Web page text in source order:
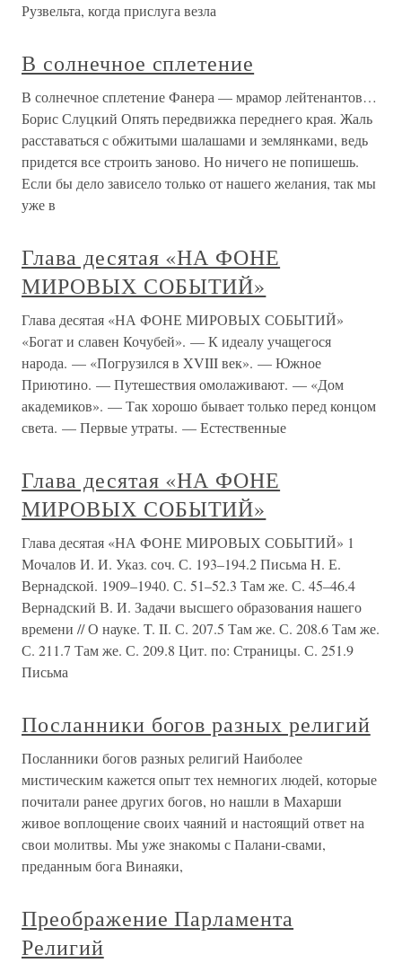
Рузвельта, когда прислуга везла
В солнечное сплетение
В солнечное сплетение Фанера — мрамор лейтенантов…
Борис Слуцкий Опять передвижка переднего края. Жаль
расставаться с обжитыми шалашами и землянками, ведь
придется все строить заново. Но ничего не попишешь.
Если бы дело зависело только от нашего желания, так мы
уже в
Глава десятая «НА ФОНЕ
МИРОВЫХ СОБЫТИЙ»
Глава десятая «НА ФОНЕ МИРОВЫХ СОБЫТИЙ»
«Богат и славен Кочубей». — К идеалу учащегося
народа. — «Погрузился в XVIII век». — Южное
Приютино. — Путешествия омолаживают. — «Дом
академиков». — Так хорошо бывает только перед концом
света. — Первые утраты. — Естественные
Глава десятая «НА ФОНЕ
МИРОВЫХ СОБЫТИЙ»
Глава десятая «НА ФОНЕ МИРОВЫХ СОБЫТИЙ» 1
Мочалов И. И. Указ. соч. С. 193–194.2 Письма H. Е.
Вернадской. 1909–1940. С. 51–52.3 Там же. С. 45–46.4
Вернадский В. И. Задачи высшего образования нашего
времени // О науке. T. II. С. 207.5 Там же. С. 208.6 Там же.
С. 211.7 Там же. С. 209.8 Цит. по: Страницы. С. 251.9
Письма
Посланники богов разных религий
Посланники богов разных религий Наиболее
мистическим кажется опыт тех немногих людей, которые
почитали ранее других богов, но нашли в Махарши
живое воплощение своих чаяний и настоящий ответ на
свои молитвы. Мы уже знакомы с Палани-свами,
преданным бога Винаяки,
Преображение Парламента
Религий